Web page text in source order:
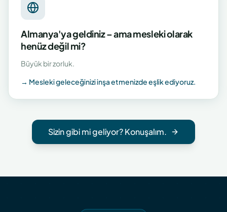
Almanya'ya geldiniz – ama mesleki olarak
henüz değil mi?
Büyük bir zorluk.
→ Mesleki geleceğinizi inşa etmenizde eşlik ediyoruz.
Sizin gibi mi geliyor? Konuşalım.